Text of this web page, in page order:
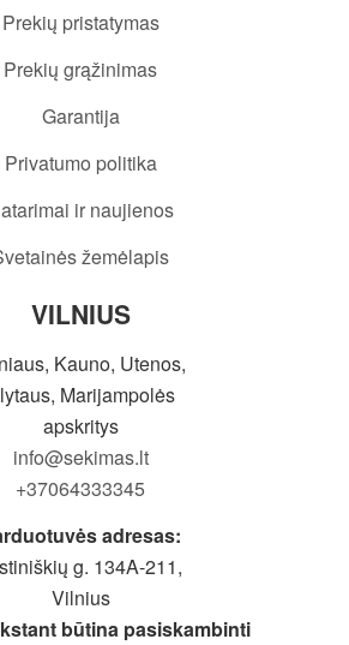
Prekių pristatymas
Prekių grąžinimas
Garantija
Privatumo politika
ir naujienos
žemėlapis
VILNIUS
Kauno, Utenos,
Marijampolės
apskritys
info@sekimas.lt
+37064333345
adresas:
g. 134A-211,
Vilnius
būtina pasiskambinti